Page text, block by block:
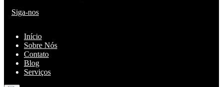
Siga-nos
Início
Sobre Nós
Contato
Blog
Serviços